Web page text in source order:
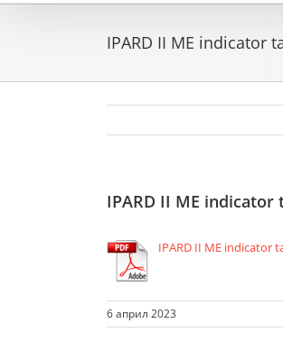
IPARD II ME indicator
IPARD II ME indicator
IPARD II ME indicator
6 април 2023